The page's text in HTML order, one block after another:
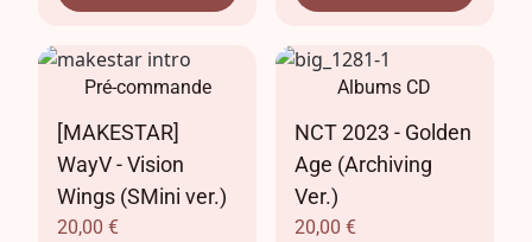
Pré-commande
[MAKESTAR]
WayV - Vision
Wings (SMini ver.)
20,00€
Albums CD
NCT 2023 - Golden
Age (Archiving
Ver.)
20,00 €